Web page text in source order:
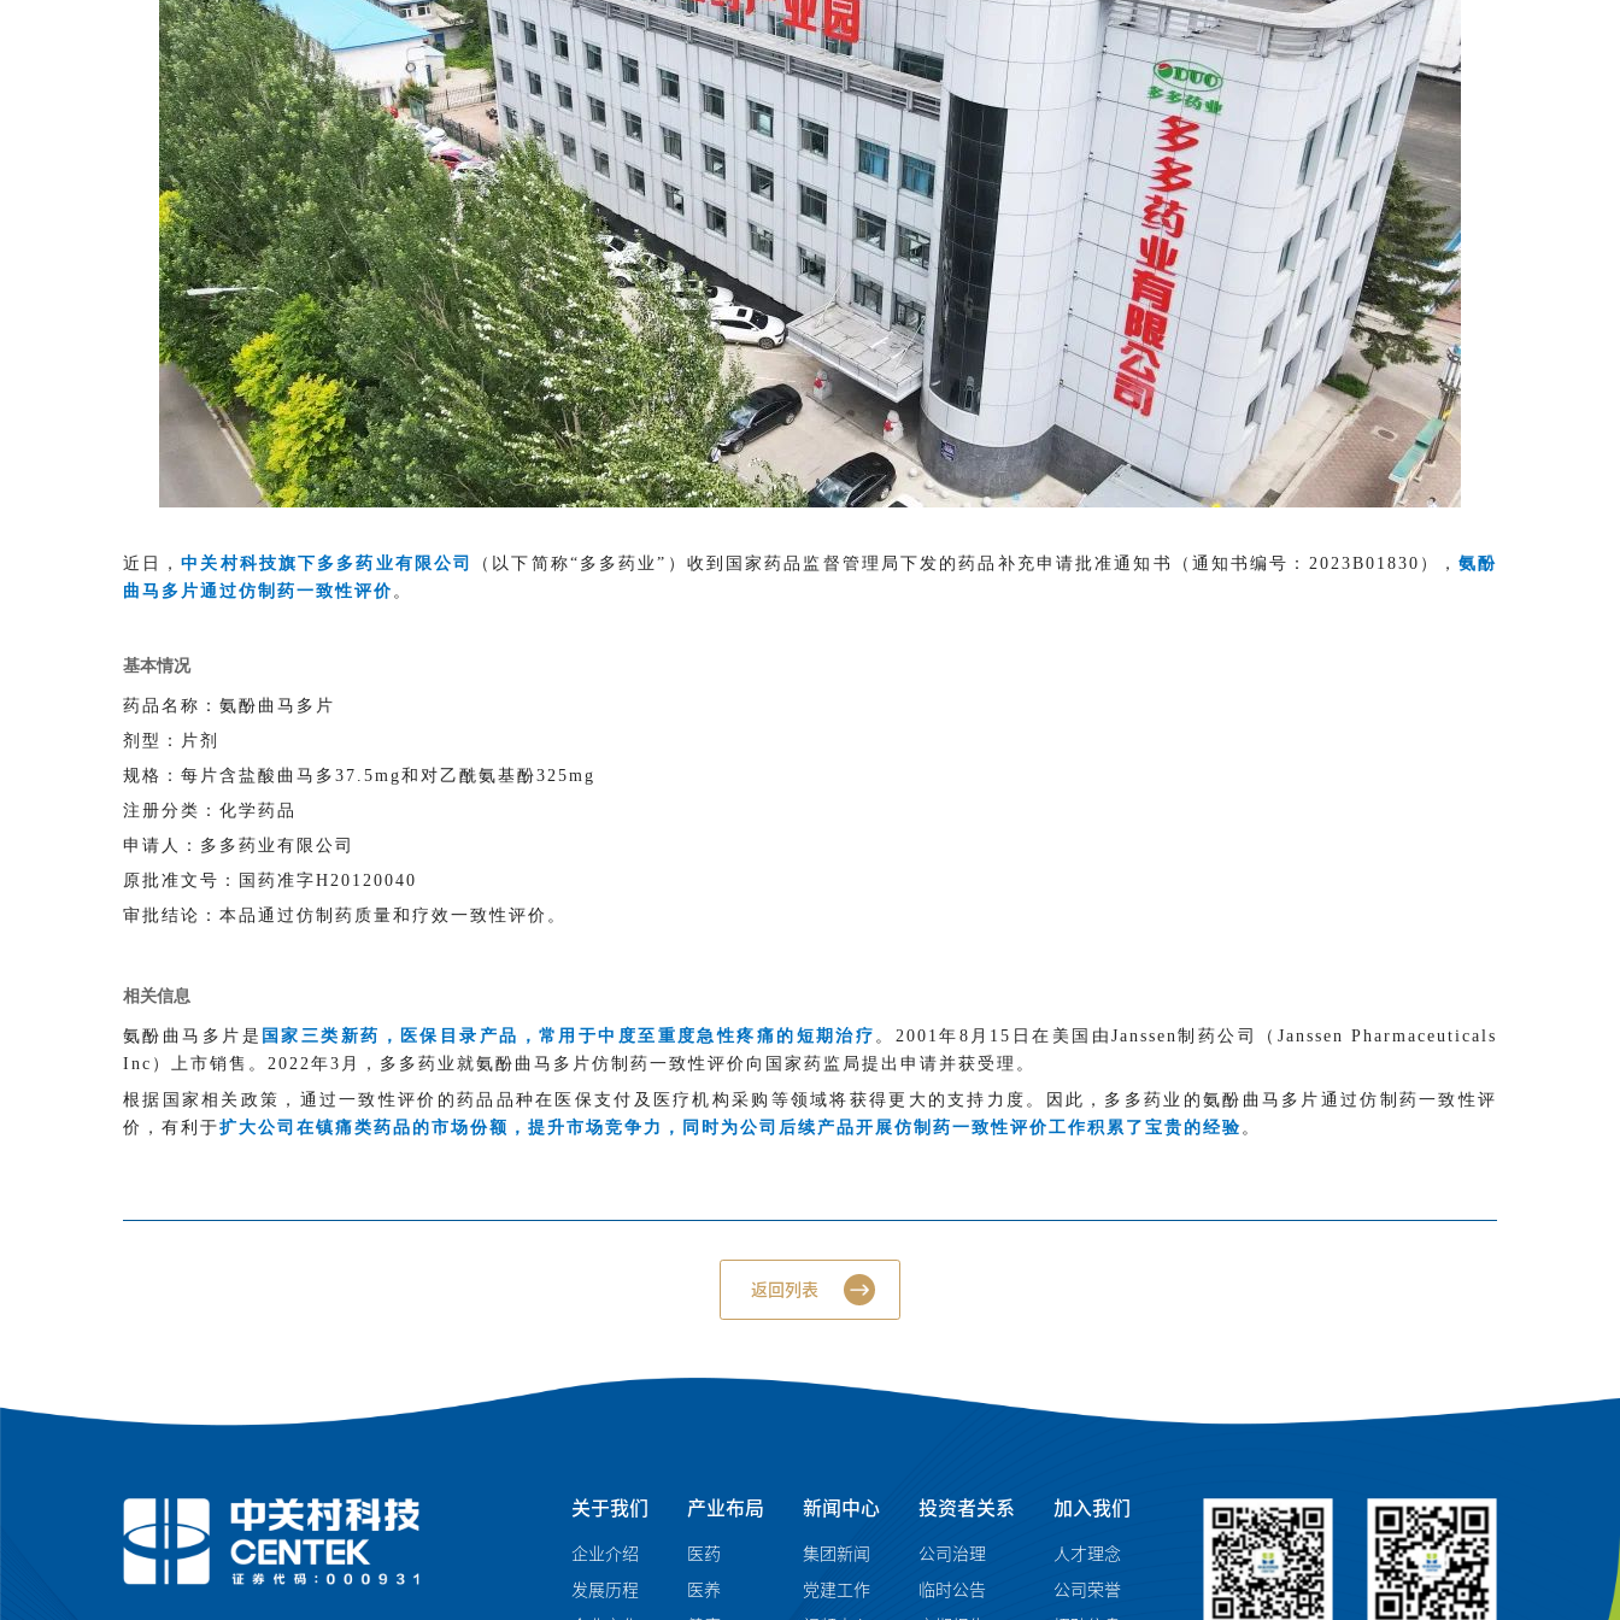
近日，中关村科技旗下多多药业有限公司 （以下简称“多多药业”）收到国家药品监督管理局下发的药品补充申请批准通知书（通知书编号：2023B01830）， 氨酚
曲马多片通过仿制药一致性评价 。
基本情况
药品名称：氨酚曲马多片
剂型：片剂
规格：每片含盐酸曲马多37.5mg和对乙酰氨基酚325mg
注册分类：化学药品
申请人：多多药业有限公司
原批准文号：国药准字H20120040
审批结论：本品通过仿制药质量和疗效一致性评价。
相关信息
氨酚曲马多片是 国家三类新药，医保目录产品，常用于中度至重度急性疼痛的短期治疗 。2001年8月15日在美国由Janssen制药公司（Janssen Pharmaceuticals
Inc）上市销售。2022年3月，多多药业就氨酚曲马多片仿制药一致性评价向国家药监局提出申请并获受理。
根据国家相关政策，通过一致性评价的药品品种在医保支付及医疗机构采购等领域将获得更大的支持力度。因此，多多药业的氨酚曲马多片通过仿制药一致性评
价，有利于扩大公司在镇痛类药品的市场份额，提升市场竞争力，同时为公司后续产品开展仿制药一致性评价工作积累了宝贵的经验 。
返回列表
关于我们
企业介绍
发展历程
产业布局
医药
医养
新闻中心
集团新闻
党建工作
投资者关系
公司治理
临时公告
加入我们
人才理念
公司荣誉